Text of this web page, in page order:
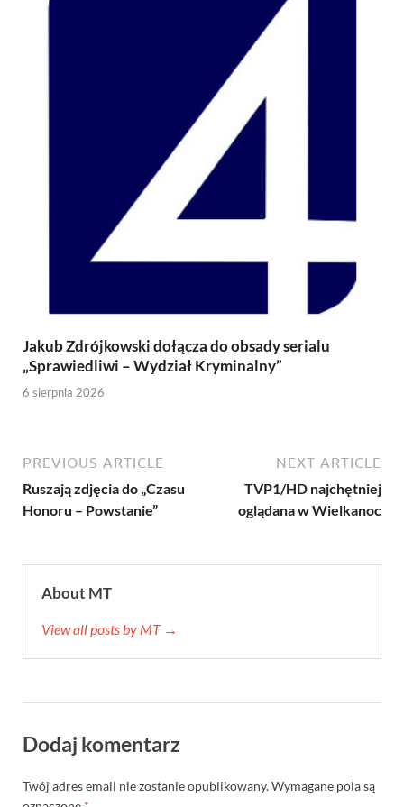
Jakub Zdrójkowski dołącza do obsady serialu
„Sprawiedliwi – Wydział Kryminalny”
6 sierpnia 2026
PREVIOUS ARTICLE
Ruszają zdjęcia do „Czasu
Honoru – Powstanie”
NEXT ARTICLE
TVP1/HD najchętniej
oglądana w Wielkanoc
About MT
View all posts by MT →
Dodaj komentarz
Twój adres email nie zostanie opublikowany.Wymagane pola są